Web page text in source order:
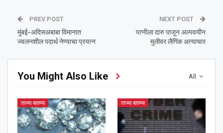
PREV POST
मुंबई-अदिसअबाबा विमानात
ज्वलनशील पदार्थ नेण्याचा प्रयत्न
NEXT POST
पत्नीला दारु पाजून अल्पवयीन
मुलीवर लैगिंक अत्याचार
All
You Might Also Like
ताज्या बातम्या ताज्या बातम्या